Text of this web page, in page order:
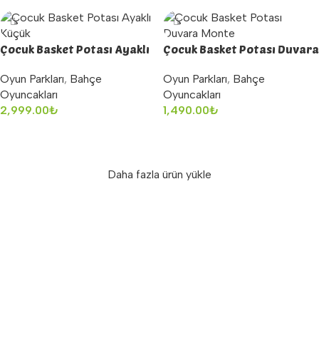
Çocuk Basket Potası Ayaklı
Oyun Parkları, Bahçe
Oyuncakları
2,999.00₺
Çocuk Basket Potası Duvara
Oyun Parkları, Bahçe
Oyuncakları
1,490.00₺
Daha fazla ürün yükle